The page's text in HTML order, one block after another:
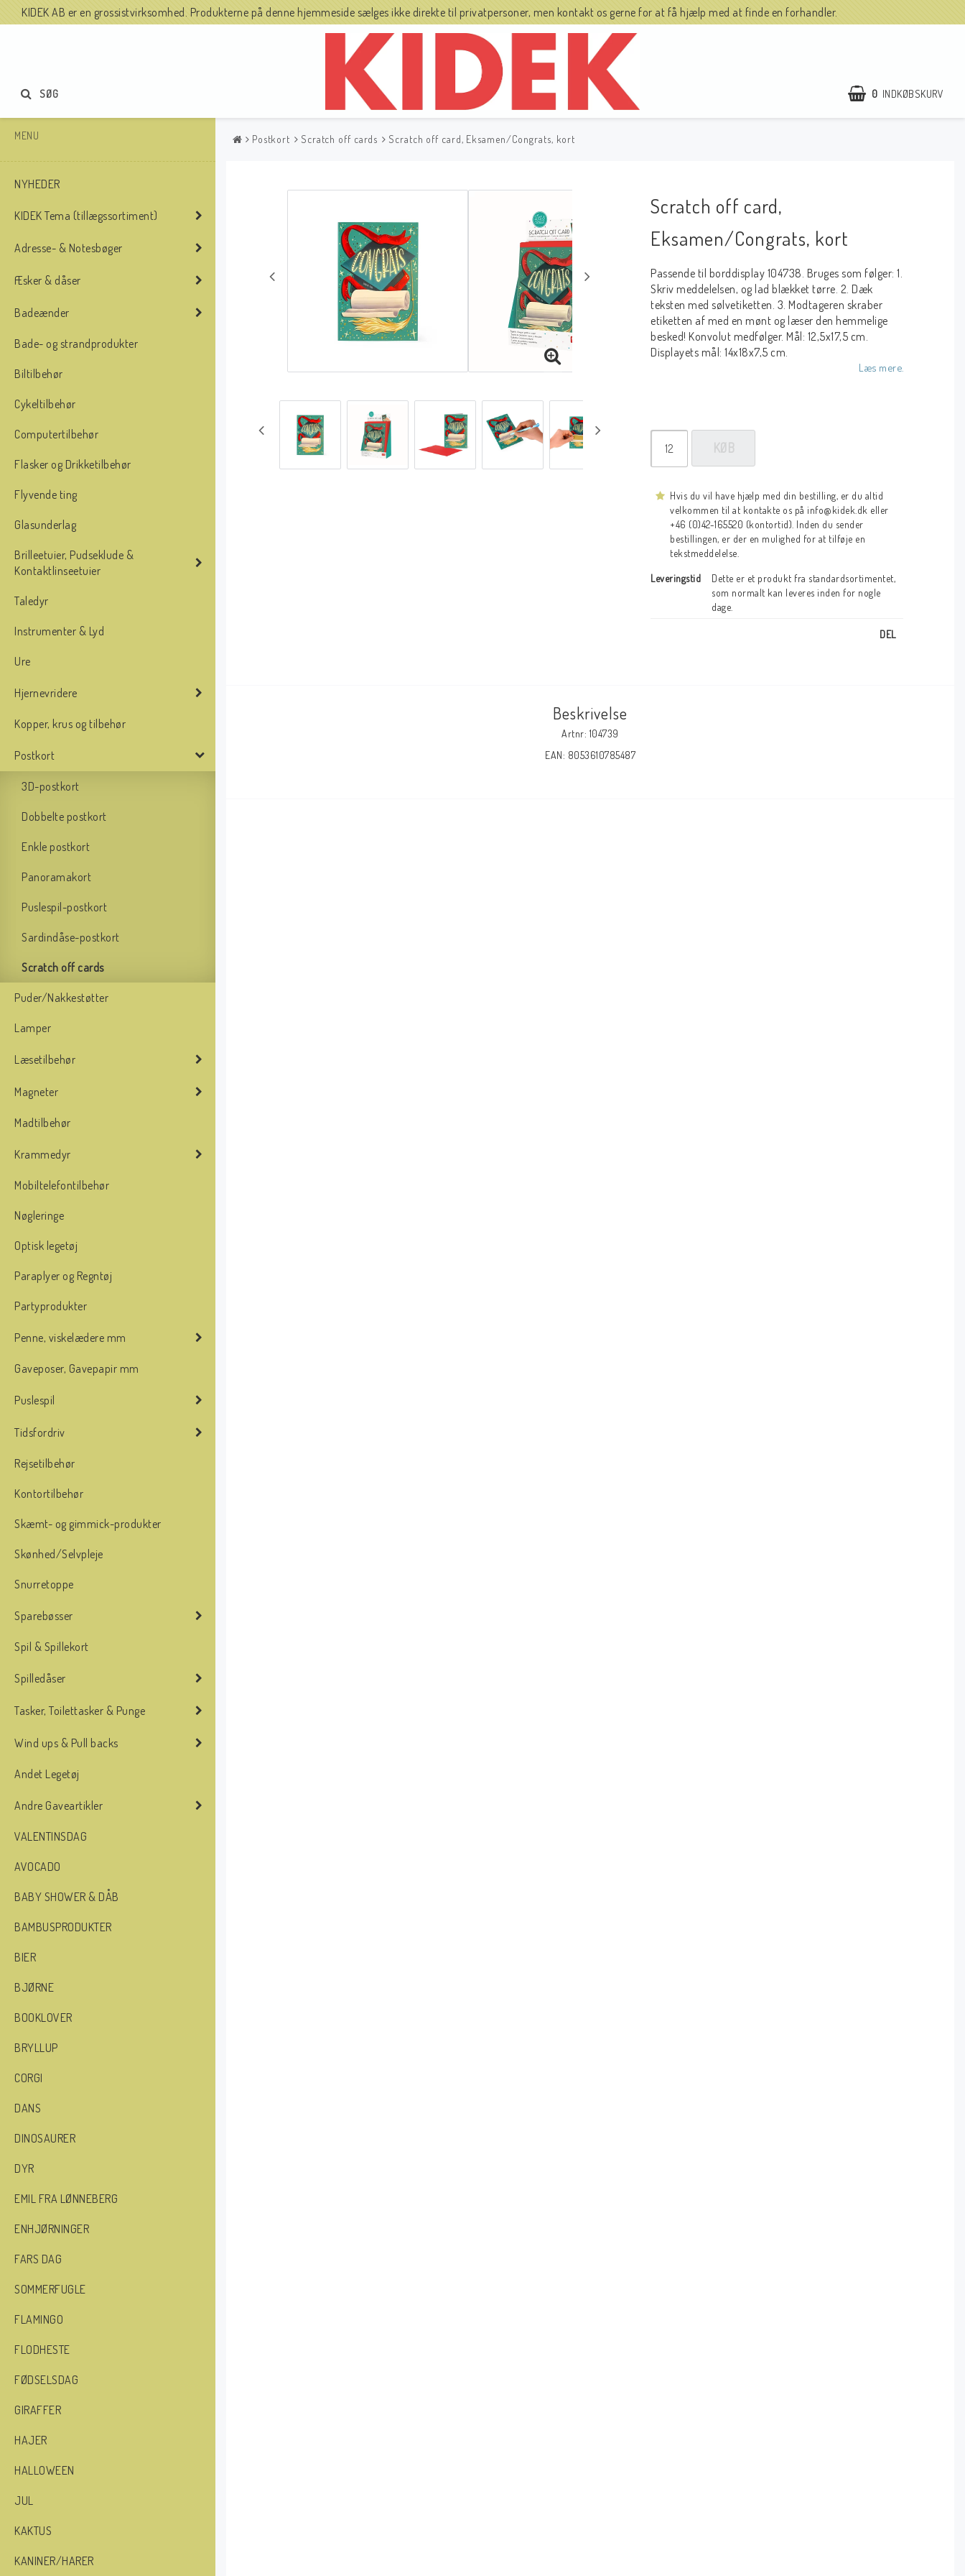
KIDEK AB er en grossistvirksomhed. Produkterne på denne hjemmeside sælges ikke direkte til privatpersoner, men kontakt os gerne for at få hjælp med at finde en forhandler.
0 INDKØBSKURV
SØG
MENU
NYHEDER
KIDEK Tema (tillægssortiment)
Adresse- & Notesbøger
Æsker & dåser
Badeænder
Bade- og strandprodukter
Biltilbehør
Cykeltilbehør
Computertilbehør
Flasker og Drikketilbehør
Flyvende ting
Glasunderlag
Brilleetuier, Pudseklude &
Kontaktlinseetuier
Taledyr
Instrumenter & Lyd
Ure
Hjernevridere
Kopper, krus og tilbehør
Postkort
3D-postkort
Dobbelte postkort
Enkle postkort
Panoramakort
Puslespil-postkort
Sardindåse-postkort
Scratch off cards
Puder/Nakkestøtter
Lamper
Læsetilbehør
Magneter
Madtilbehør
Krammedyr
Mobiltelefontilbehør
Nøgleringe
Optisk legetøj
Paraplyer og Regntøj
Partyprodukter
Penne, viskelædere mm
Gaveposer, Gavepapir mm
Puslespil
Tidsfordriv
Rejsetilbehør
Kontortilbehør
Skæmt- og gimmick-produkter
Skønhed/Selvpleje
Snurretoppe
Sparebøsser
Spil & Spillekort
Spilledåser
Tasker, Toilettasker & Punge
Wind ups & Pull backs
Andet Legetøj
Andre Gaveartikler
VALENTINSDAG
AVOCADO
BABY SHOWER & DÅB
BAMBUSPRODUKTER
BIER
BJØRNE
BOOKLOVER
BRYLLUP
CORGI
DANS
DINOSAURER
DYR
EMIL FRA LØNNEBERG
ENHJØRNINGER
FARS DAG
SOMMERFUGLE
FLAMINGO
FLODHESTE
FØDSELSDAG
GIRAFFER
HAJER
HALLOWEEN
JUL
KAKTUS
KANINER/HARER
Postkort Scratch off cards Scratch off card, Eksamen/Congrats, kort
Scratch off card,
Eksamen/Congrats, kort
Passende til borddisplay 104738. Bruges som følger: 1.
Skriv meddelelsen, og lad blækket tørre. 2. Dæk
teksten med sølvetiketten. 3. Modtageren skraber
etiketten af med en mønt og læser den hemmelige
besked! Konvolut medfølger. Mål: 12,5x17,5 cm.
Displayets mål: 14x18x7,5 cm.
Læs mere.
KØB
Hvis du vil have hjælp med din bestilling, er du altid
velkommen til at kontakte os på info@kidek.dk eller
+46 (0)42-165520 (kontortid). Inden du sender
bestillingen, er der en mulighed for at tilføje en
tekstmeddelelse.
Leveringstid
Dette er et produkt fra standardsortimentet,
som normalt kan leveres inden for nogle
dage.
DEL
Beskrivelse
Artnr: 104739
EAN: 8053610785487